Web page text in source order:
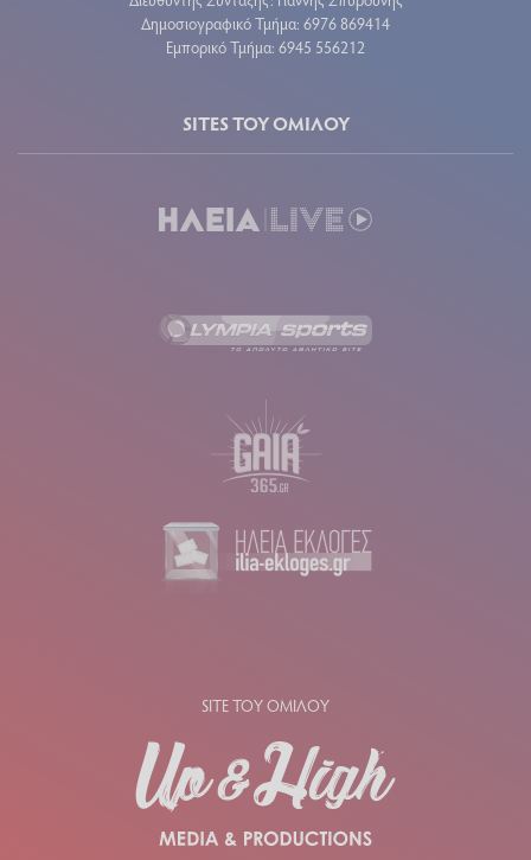
Δημοσιογραφικό Τμήμα: 6976 869414
Εμπορικό Τμήμα: 6945 556212
SITES ΤΟΥ ΟΜΙΛΟΥ
SITE ΤΟΥ ΟΜΙΛΟΥ